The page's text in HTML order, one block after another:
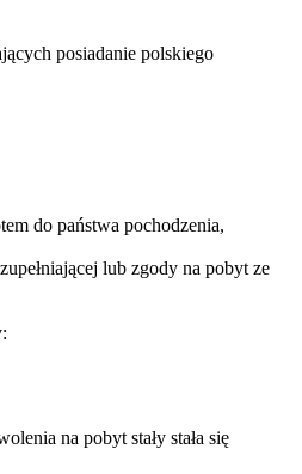
posiadanie polskiego
do państwa pochodzenia,
lub zgody na pobyt ze
na pobyt stały stała się